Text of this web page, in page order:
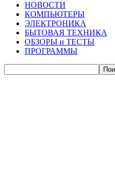
НОВОСТИ
КОМПЬЮТЕРЫ
ЭЛЕКТРОНИКА
БЫТОВАЯ ТЕХНИКА
ОБЗОРЫ и ТЕСТЫ
ПРОГРАММЫ